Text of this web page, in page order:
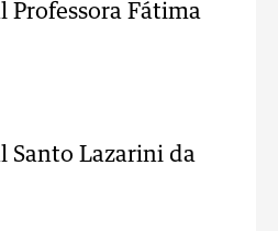
Professora Fátima
Santo Lazarini da